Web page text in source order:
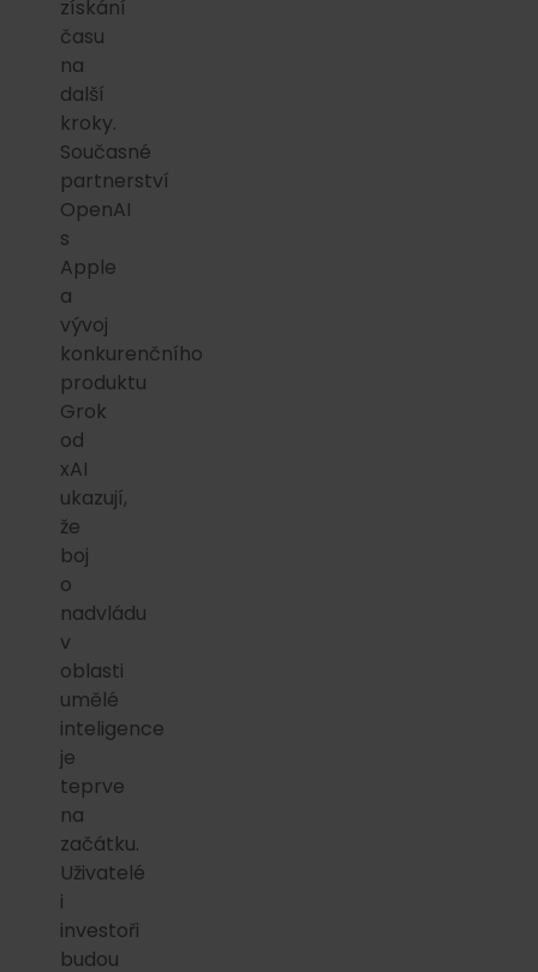
získání
času
na
další
kroky.
Současné
partnerství
OpenAI
s
Apple
a
vývoj
konkurenčního
produktu
Grok
od
xAI
ukazují,
že
boj
o
nadvládu
v
oblasti
umělé
inteligence
je
teprve
na
začátku.
Uživatelé
i
investoři
budou